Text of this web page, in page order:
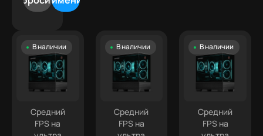
000 ₽
000 ₽
+
5070
9
Ultra
5
Intel
Ultra 7
Лучшая
ПК
Компактные
ПК
Кастомизированные
В наличии
Средний
FPS на
В наличии
Средний
FPS на
В наличии
Средний
FPS на